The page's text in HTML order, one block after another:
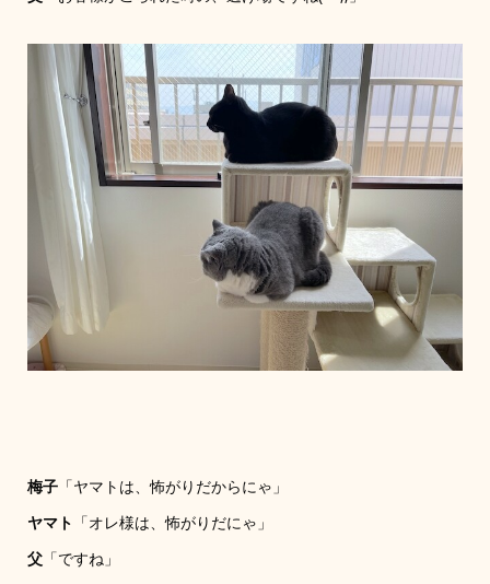
梅子「ヤマトは、怖がりだからにゃ」
ヤマト 「オレ様は、怖がりだにゃ」
父「ですね」